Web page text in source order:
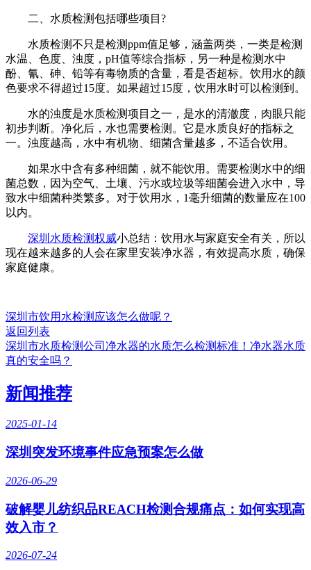
二、水质检测包括哪些项目?
水质检测不只是检测ppm值足够，涵盖两类，一类是检测
水温、色度、浊度，pH值等综合指标，另一种是检测水中
酚、氰、砷、铅等有毒物质的含量，看是否超标。饮用水的颜
色要求不得超过15度。如果超过15度，饮用水时可以检测到。
水的浊度是水质检测项目之一，是水的清澈度，肉眼只能
初步判断。净化后，水也需要检测。它是水质良好的指标之
一。浊度越高，水中有机物、细菌含量越多，不适合饮用。
如果水中含有多种细菌，就不能饮用。需要检测水中的细
菌总数，因为空气、土壤、污水或垃圾等细菌会进入水中，导
致水中细菌种类繁多。对于饮用水，1毫升细菌的数量应在100
以内。
深圳水质检测权威小总结：饮用水与家庭安全有关，所以
现在越来越多的人会在家里安装净水器，有效提高水质，确保
家庭健康。
深圳市饮用水检测应该怎么做呢？
返回列表
深圳市水质检测公司净水器的水质怎么检测标准！净水器水质
真的安全吗？
新闻推荐
2025-01-14
深圳突发环境事件应急预案怎么做
2026-06-29
破解婴儿纺织品REACH检测合规痛点：如何实现高
效入市？
2026-07-24